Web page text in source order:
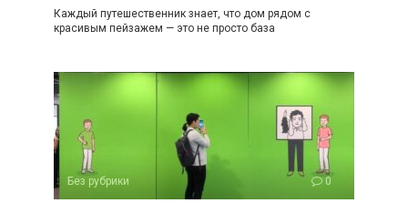
Каждый путешественник знает, что дом рядом с
красивым пейзажем — это не просто база
Без рубрики 0